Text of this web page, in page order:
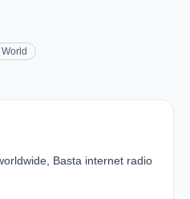
World
Basta internet radio